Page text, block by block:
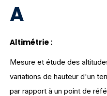
A
Altimétrie :
Mesure et étude des
variations de hauteur d'un
par rapport à un point de